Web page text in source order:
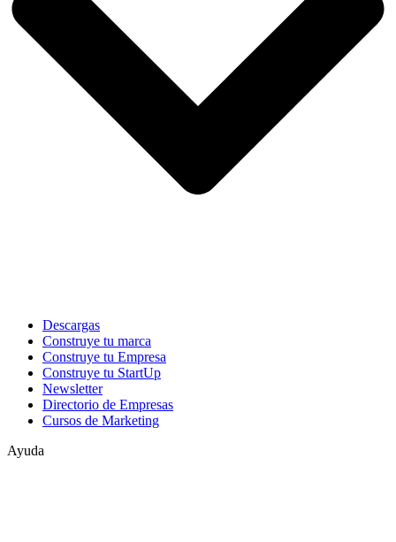
Descargas
Construye tu marca
Construye tu Empresa
Construye tu StartUp
Newsletter
Directorio de Empresas
Cursos de Marketing
Ayuda